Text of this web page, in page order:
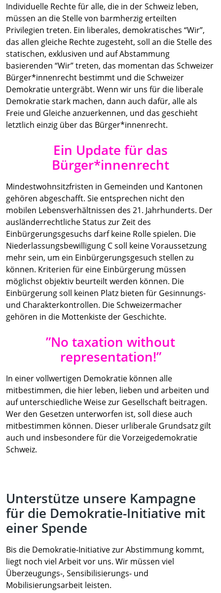
Individuelle Rechte für alle, die in der Schweiz leben,
müssen an die Stelle von barmherzig erteilten
Privilegien treten. Ein liberales, demokratisches “Wir”,
das allen gleiche Rechte zugesteht, soll an die Stelle des
statischen, exklusiven und auf Abstammung
basierenden “Wir” treten, das momentan das Schweizer
Bürger*innenrecht bestimmt und die Schweizer
Demokratie untergräbt. Wenn wir uns für die liberale
Demokratie stark machen, dann auch dafür, alle als
Freie und Gleiche anzuerkennen, und das geschieht
letztlich einzig über das Bürger*innenrecht.
Ein Update für das
Bürger*innenrecht
Mindestwohnsitzfristen in Gemeinden und Kantonen
gehören abgeschafft. Sie entsprechen nicht den
mobilen Lebensverhältnissen des 21. Jahrhunderts. Der
ausländerrechtliche Status zur Zeit des
Einbürgerungsgesuchs darf keine Rolle spielen. Die
Niederlassungsbewilligung C soll keine Voraussetzung
mehr sein, um ein Einbürgerungsgesuch stellen zu
können. Kriterien für eine Einbürgerung müssen
möglichst objektiv beurteilt werden können. Die
Einbürgerung soll keinen Platz bieten für Gesinnungs-
und Charakterkontrollen. Die Schweizermacher
gehören in die Mottenkiste der Geschichte.
”No taxation without
representation!”
In einer vollwertigen Demokratie können alle
mitbestimmen, die hier leben, lieben und arbeiten und
auf unterschiedliche Weise zur Gesellschaft beitragen.
Wer den Gesetzen unterworfen ist, soll diese auch
mitbestimmen können. Dieser urliberale Grundsatz gilt
auch und insbesondere für die Vorzeigedemokratie
Schweiz.
Unterstütze unsere Kampagne
für die Demokratie-Initiative mit
einer Spende
Bis die Demokratie-Initiative zur Abstimmung kommt,
liegt noch viel Arbeit vor uns. Wir müssen viel
Überzeugungs-, Sensibilisierungs- und
Mobilisierungsarbeit leisten.